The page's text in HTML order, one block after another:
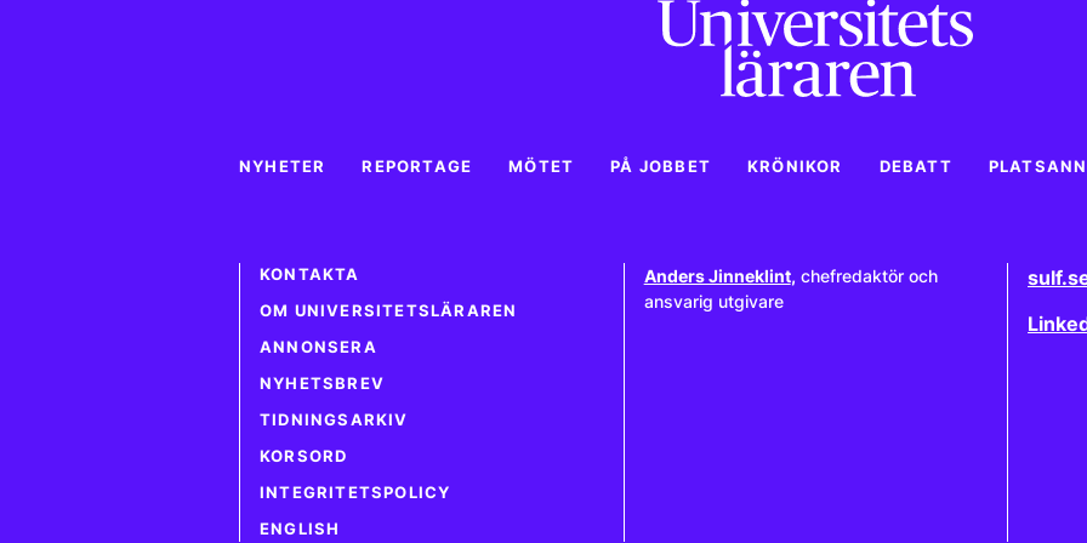
NYHETER REPORTAGE MÖTET PÅ JOBBET KRÖNIKOR DEBATT
KONTAKTA
OM UNIVERSITETSLÄRAREN
ANNONSERA
NYHETSBREV
TIDNINGSARKIV
KORSORD
INTEGRITETSPOLICY
ENGLISH
Anders Jinneklint, chefredaktör och
ansvarig utgivare